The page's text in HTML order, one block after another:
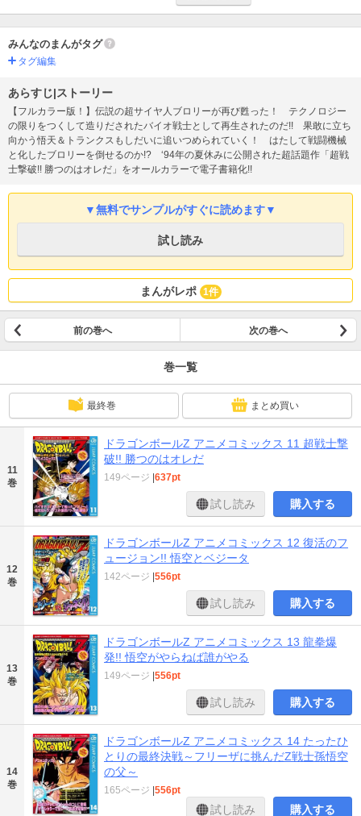
みんなのまんがタグ
タグ編集
あらすじ|ストーリー
【フルカラー版！】伝説の超サイヤ人ブロリーが再び甦った！ テクノロジー
の限りをつくして造りだされたバイオ戦士として再生されたのだ!! 果敢に立ち
向かう悟天＆トランクスもしだいに追いつめられていく！ はたして戦闘機械
と化したブロリーを倒せるのか!? ‘94年の夏休みに公開された超話題作「超戦
士撃破!! 勝つのはオレだ」をオールカラーで電子書籍化!!
▼無料でサンプルがすぐに読めます▼
試し読み
まんがレポ 1件
前の巻へ 次の巻へ
巻一覧
最終巻 まとめ買い
11
巻
ドラゴンボールZ アニメコミックス 11 超戦士撃
破!! 勝つのはオレだ
149ページ |637pt
試し読み 購入する
12
巻
ドラゴンボールZ アニメコミックス 12 復活のフ
ュージョン!! 悟空とベジータ
142ページ |556pt
試し読み 購入する
13
巻
ドラゴンボールZ アニメコミックス 13 龍拳爆
発!! 悟空がやらねば誰がやる
149ページ |556pt
試し読み 購入する
14
巻
ドラゴンボールZ アニメコミックス 14 たったひ
とりの最終決戦～フリーザに挑んだZ戦士孫悟空
の父～
165ページ |556pt
試し読み 購入する